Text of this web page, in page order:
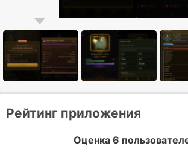
Рейтинг приложения
Оценка 6